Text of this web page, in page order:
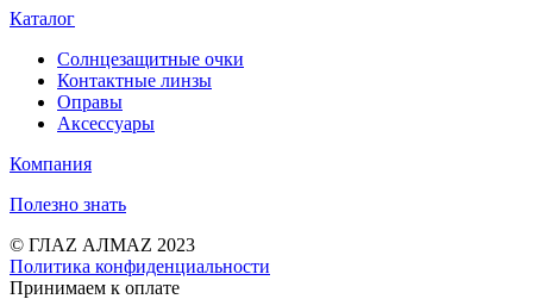
Каталог
Солнцезащитные очки
Контактные линзы
Оправы
Аксессуары
Компания
Полезно знать
© ГЛАZ АЛМАZ 2023
Политика конфиденциальности
Принимаем к оплате